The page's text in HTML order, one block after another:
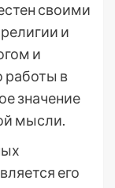
своими
и
и
работы в
значение
мысли.
его